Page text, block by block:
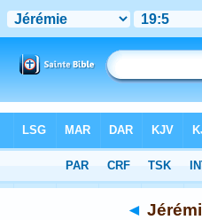
Chapitre 19 > Verset 5
◄